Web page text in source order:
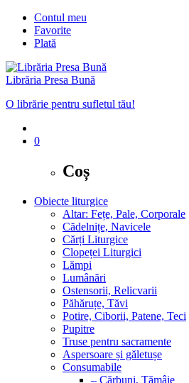
Contul meu
Favorite
Plată
Librăria Presa Bună
O librărie pentru sufletul tău!
0
Coș
Obiecte liturgice
Altar: Fețe, Pale, Corporale
Cădelnițe, Navicele
Cărți Liturgice
Clopeței Liturgici
Lămpi
Lumânări
Ostensorii, Relicvarii
Păhăruțe, Tăvi
Potire, Ciborii, Patene, Teci
Pupitre
Truse pentru sacramente
Aspersoare și găletușe
Consumabile
– Cărbuni, Tămâie